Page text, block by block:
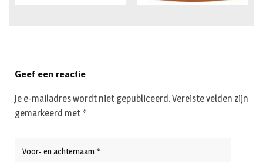
Geef een reactie
Je e-mailadres wordt niet gepubliceerd.Vereiste velden zijn
gemarkeerd met *